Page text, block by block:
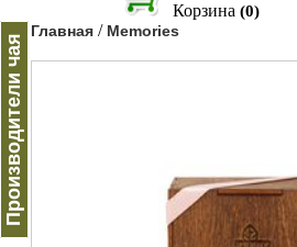
Корзина (0)
Производители чая
Главная / Memories